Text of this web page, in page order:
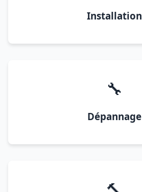
Installation
🔧
Dépannage